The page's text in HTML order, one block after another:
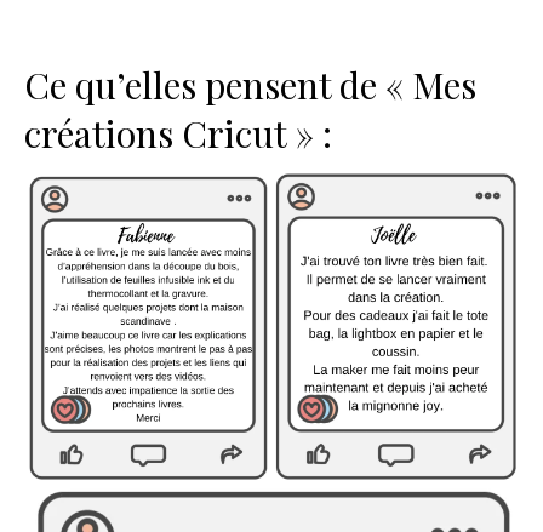
Ce qu’elles pensent de « Mes
créations Cricut » :